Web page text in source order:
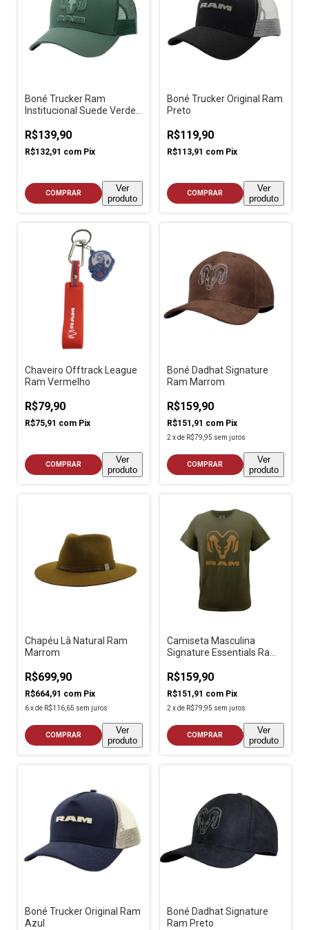
Boné Trucker Ram
Institucional Suede Verde
R$139,90
R$132,91 com Pix
COMPRAR
Ver
produto
Boné Trucker Original Ram
Preto
R$119,90
R$113,91 com Pix
COMPRAR
Ver
produto
Chaveiro Offtrack League
Ram Vermelho
R$79,90
R$75,91 com Pix
COMPRAR
Ver
produto
Boné Dadhat Signature
Ram Marrom
R$159,90
R$151,91 com Pix
2 xde R$79,95 sem juros
COMPRAR
Ver
produto
Chapéu Lâ Natural Ram
Marrom
R$699,90
R$664,91 com Pix
6 xde R$116,65 sem juros
COMPRAR
Ver
produto
Camiseta Masculina
Signature Essentials Ram
R$159,90
R$151,91 com Pix
2 xde R$79,95 sem juros
COMPRAR
Ver
produto
Boné Trucker Original Ram
Azul
Boné Dadhat Signature
Ram Preto